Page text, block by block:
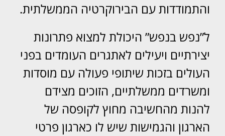
והתמודדות עם הבירוקרטיה הממשלתית.
ל”נפש בנפש” היכולת למצוא פתרונות
יצירתיים ויעילים לאתגרים העומדים בפני
העולים בזכות שיתופי פעולה עם מוסדות
ומשרדים ממשלתיים, הזוכים מצידם
להנות מהחשיבה מחוץ לקופסה של
הארגון והגמישות שיש לו כארגון פרטי